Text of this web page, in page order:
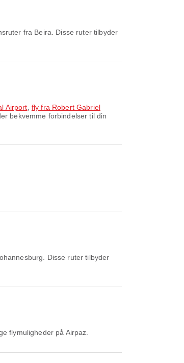
fra Beira. Disse ruter tilbyder
Airport fly fra Robert Gabriel
bekvemme forbindelser til din
Disse ruter tilbyder
flymuligheder på Airpaz.